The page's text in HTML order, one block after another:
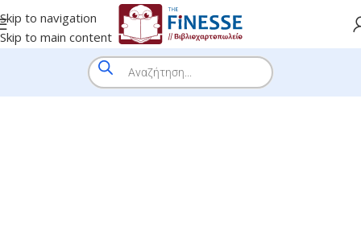
Skip to navigation
Skip to main content
BRANDS